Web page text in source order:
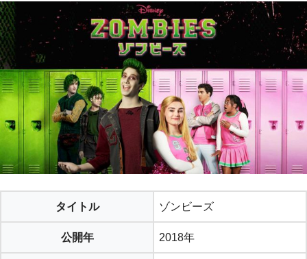
タイトル ゾンビーズ
公開年 2018年